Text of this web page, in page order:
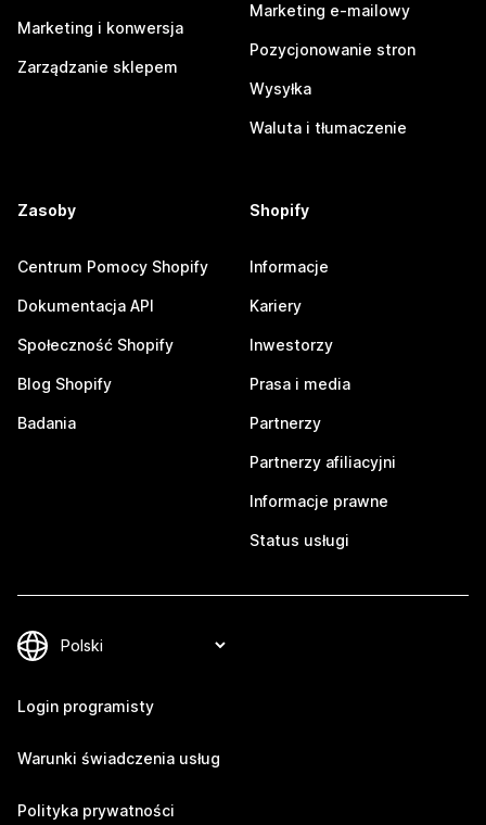
Marketing i konwersja
Zarządzanie sklepem
Marketing e-mailowy
Pozycjonowanie stron
Wysyłka
Waluta i tłumaczenie
Zasoby
Centrum Pomocy Shopify
Dokumentacja API
Społeczność Shopify
Blog Shopify
Badania
Shopify
Informacje
Kariery
Inwestorzy
Prasa i media
Partnerzy
Partnerzy afiliacyjni
Informacje prawne
Status usługi
Login programisty
Warunki świadczenia usług
Polityka prywatności